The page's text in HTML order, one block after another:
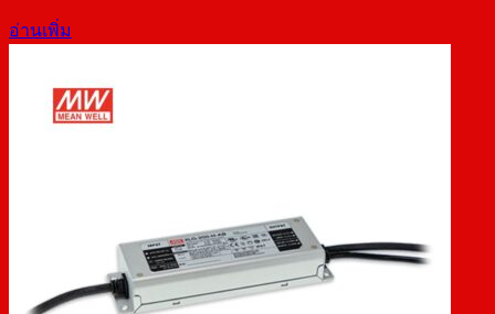
อ่านเพิ่ม